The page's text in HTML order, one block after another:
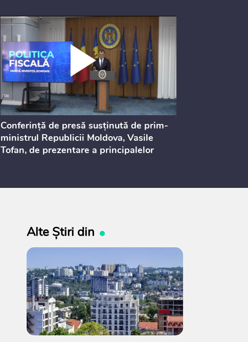
Conferință de presă susținută de prim-
ministrul Republicii Moldova, Vasile
Tofan, de prezentare a principalelor
consultărilor publice
Alte Știri din